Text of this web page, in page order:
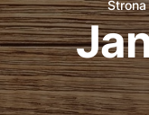
Strona